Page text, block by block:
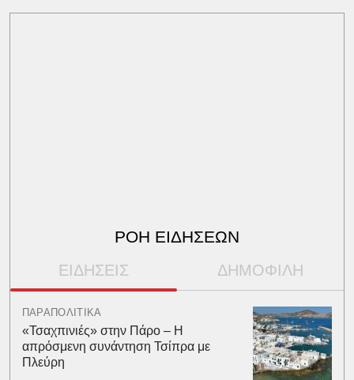
ΡΟΗ ΕΙΔΗΣΕΩΝ
ΕΙΔΗΣΕΙΣ ΔΗΜΟΦΙΛΗ
ΠΑΡΑΠΟΛΙΤΙΚΑ
«Τσαχπινιές» στην Πάρο – Η
απρόσμενη συνάντηση Τσίπρα με
Πλεύρη